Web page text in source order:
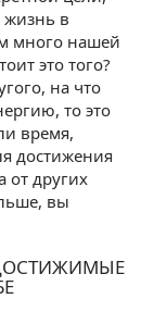
жизнь в
много нашей
это того?
на что
то это
время,
достижения
от других
вы